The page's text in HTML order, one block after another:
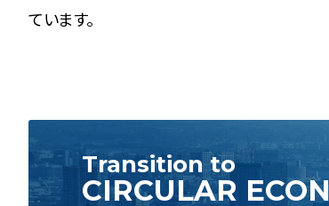
ています。
Transition to
CIRCULAR